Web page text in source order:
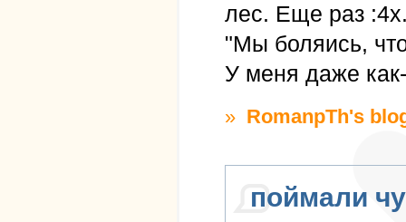
лес. Еще раз
"Мы боляись,
У меня даже
» RomanpTh's
поймали